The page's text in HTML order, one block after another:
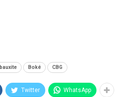
bauxite Boké CBG
Twitter WhatsApp